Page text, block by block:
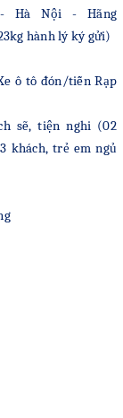
Hà Nội - Hãng
hành lý ký gửi)
ô tô đón/tiễn Rạp
sẽ, tiện nghi (02
khách, trẻ em ngủ